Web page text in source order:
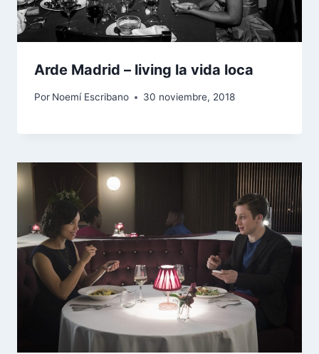
Arde Madrid – living la vida loca
Por Noemí Escribano 30 noviembre, 2018